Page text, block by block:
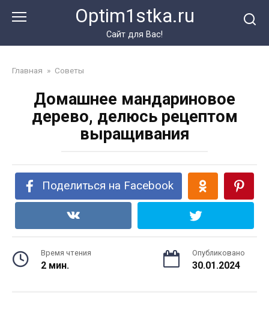
Optim1stka.ru
Сайт для Вас!
Главная » Советы
Домашнее мандариновое
дерево, делюсь рецептом
выращивания
Поделиться на Facebook
Время чтения
2 мин.
Опубликовано
30.01.2024